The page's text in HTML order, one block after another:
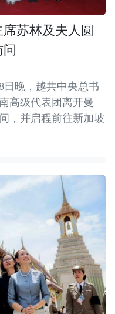
苏林及夫人圆
晚，越共中央总书
高级代表团离开曼
，并启程前往新加坡